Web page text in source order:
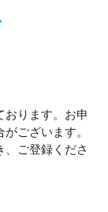
ります。お申
ございます。
ご登録くださ